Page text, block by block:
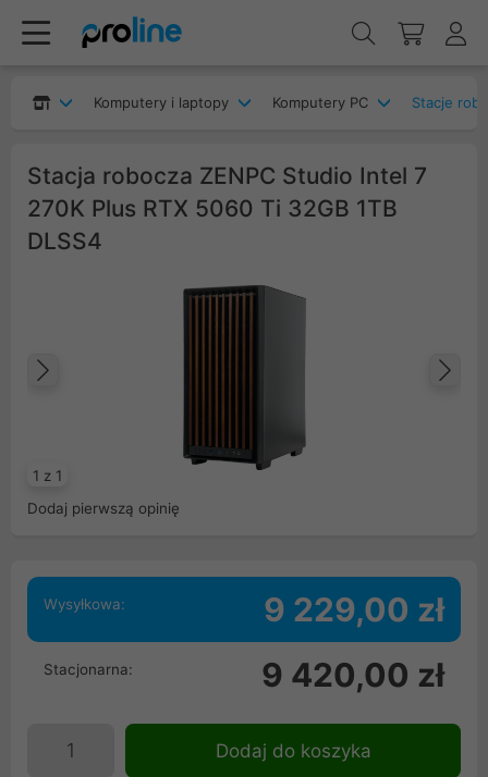
Komputery i laptopy Komputery PC Stacje
Stacja robocza ZENPC Studio Intel 7
270K Plus RTX 5060 Ti 32GB 1TB
DLSS4
1 z 1
Dodaj pierwszą opinię
Wysyłkowa: 9 229,00 zł
Stacjonarna: 9 420,00 zł
Dodaj do koszyka